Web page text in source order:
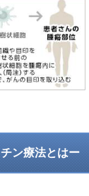
ン療法とはー